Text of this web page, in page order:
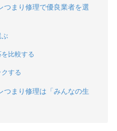
つまり修理で優良業者を選
比較する
する
つまり修理は「みんなの生